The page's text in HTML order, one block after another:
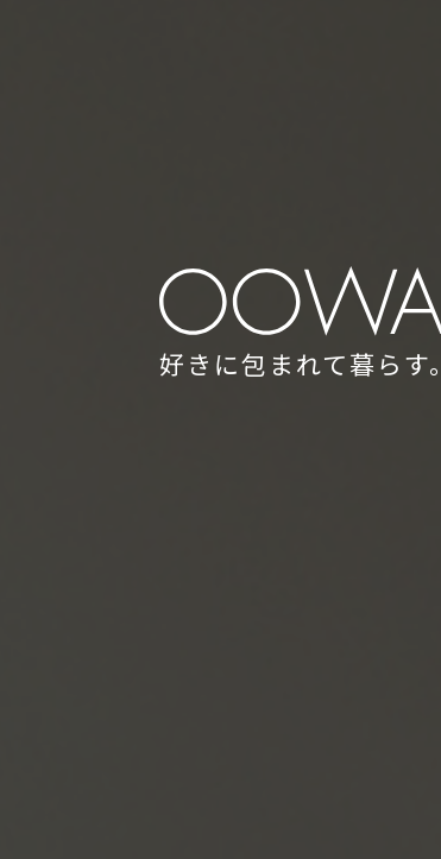
好きに包まれて暮らす。